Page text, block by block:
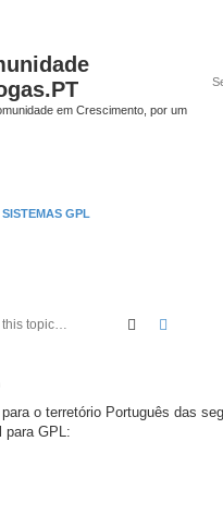
em Crescimento, por um
GPL
Search
o terretório Português das
para GPL: